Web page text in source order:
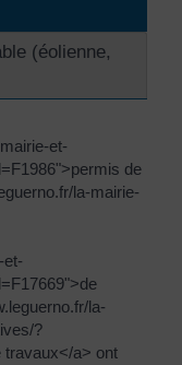
(éolienne,
et-
de
la-mairie-
et-
la-
?
travaux</a> ont